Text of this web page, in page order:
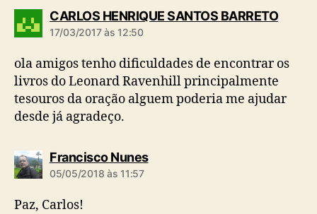
CARLOS HENRIQUE SANTOS BARRETOd
17/03/2017 às 12:50
ola amigos tenho dificuldades de encontrar os
livros do Leonard Ravenhill principalmente
tesouros da oração alguem poderia me ajudar
desde já agradeço.
Francisco Nunesd
05/05/2018 às 11:57
Paz, Carlos!